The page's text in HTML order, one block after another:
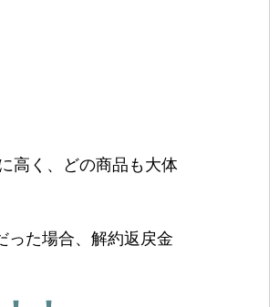
高く、どの商品も大体
った場合、解約返戻金